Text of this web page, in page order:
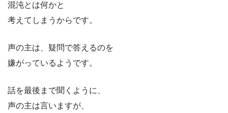
混沌とは何かと
考えてしまうからです。
声の主は、疑問で答えるのを
嫌がっているようです。
話を最後まで聞くように、
声の主は言いますが、